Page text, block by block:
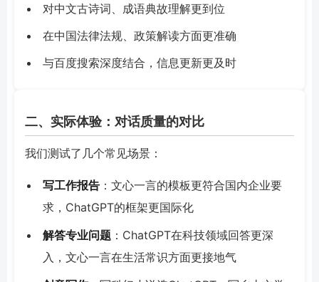
对中文古诗词、成语典故理解更到位
在中国法律法规、政策解读方面更准确
与百度搜索深度结合，信息更新更及时
二、实际体验：对话质量的对比
我们测试了几个常见场景：
写工作报告 ：文心一言的模板更符合国内企业要
求，ChatGPT的框架更国际化
解答专业问题 ：ChatGPT在科技领域回答更深
入，文心一言在生活常识方面更接地气